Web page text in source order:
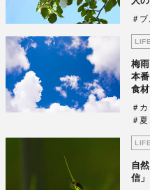
＃
LIFE
梅
本
食
＃
＃
LIFE
自
信